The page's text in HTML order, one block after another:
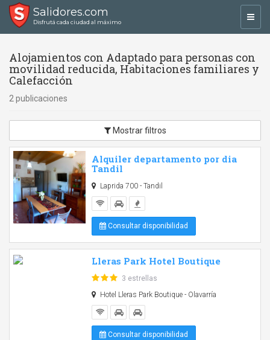
Salidores.com
Disfrutá cada ciudad al máximo
Alojamientos con Adaptado para personas con
movilidad reducida, Habitaciones familiares y
Calefacción
2 publicaciones
Mostrar filtros
Alquiler departamento por dia
Tandil
Laprida 700 - Tandil
Consultar disponibilidad
Lleras Park Hotel Boutique
3 estrellas
Hotel Lleras Park Boutique - Olavarría
Consultar disponibilidad